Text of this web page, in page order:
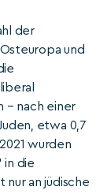
der
und
– nach einer
etwa 0,7
wurden
in die
an jüdische